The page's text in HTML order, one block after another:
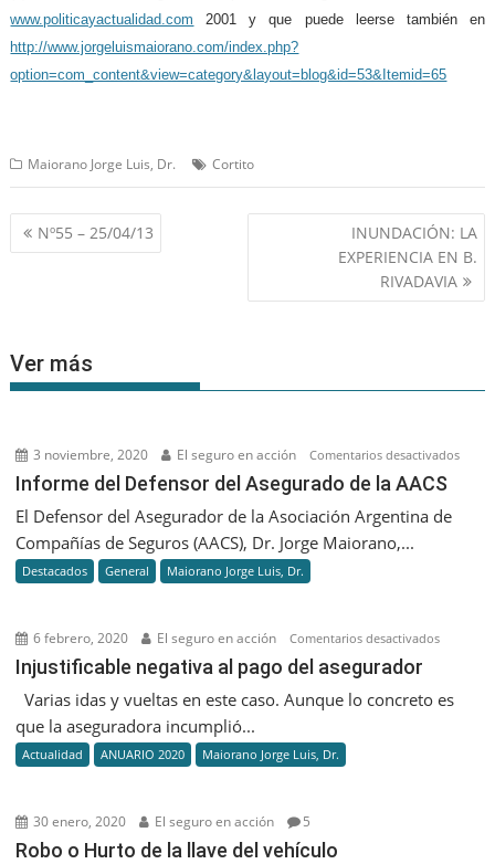
www.politicayactualidad.com 2001 y que puede leerse también en
http://www.jorgeluismaiorano.com/index.php?
option=com_content&view=category&layout=blog&id=53&Itemid=65
Maiorano Jorge Luis, Dr. Cortito
Navegación
de
Nº55 – 25/04/13
INUNDACIÓN: LA
EXPERIENCIA EN B.
RIVADAVIA
Ver más
3 noviembre, 2020 El seguro en acción Comentarios desactivadosen
Informe del Defensor del Asegurado de la AACS
El Defensor del Asegurador de la Asociación Argentina de
Compañías de Seguros (AACS), Dr. Jorge Maiorano,...
Destacados General Maiorano Jorge Luis, Dr.
6 febrero, 2020 El seguro en acción Comentarios desactivadosen
al
Injustificable negativa al pago del asegurador
Varias idas y vueltas en este caso. Aunque lo concreto es
que la aseguradora incumplió...
Actualidad ANUARIO 2020 Maiorano Jorge Luis, Dr.
30 enero, 2020 El seguro en acción 5
Robo o Hurto de la llave del vehículo